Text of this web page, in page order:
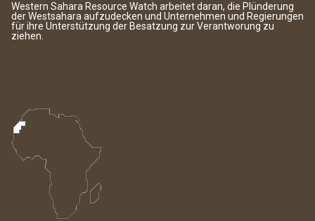
Western Sahara Resource Watch arbeitet daran, die Plünderung
der Westsahara aufzudecken und Unternehmen und Regierungen
für ihre Unterstützung der Besatzung zur Verantworung zu
ziehen.